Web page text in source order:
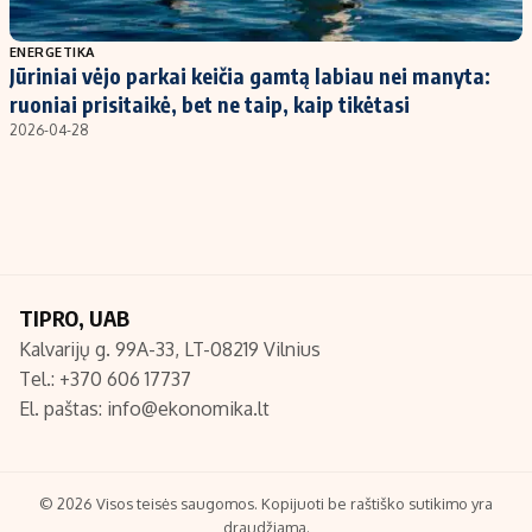
Populiarios temos
Investavimas
Akcijų rinka
Titulinis
Nedarbo išmokos skaičiuoklė
Redakcija
Turinio žymėjimo taisyklės
ENERGETIKA
Jūriniai vėjo parkai keičia gamtą labiau nei manyta:
ruoniai prisitaikė, bet ne taip, kaip tikėtasi
2026-04-28
TIPRO, UAB
Kalvarijų g. 99A-33, LT-08219 Vilnius
Tel.: +370 606 17737
El. paštas: info@ekonomika.lt
© 2026 Visos teisės saugomos. Kopijuoti be raštiško sutikimo yra
draudžiama.